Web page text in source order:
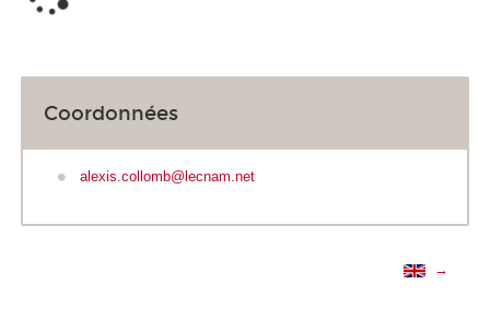
Coordonnées
alexis.collomb@lecnam.net
→